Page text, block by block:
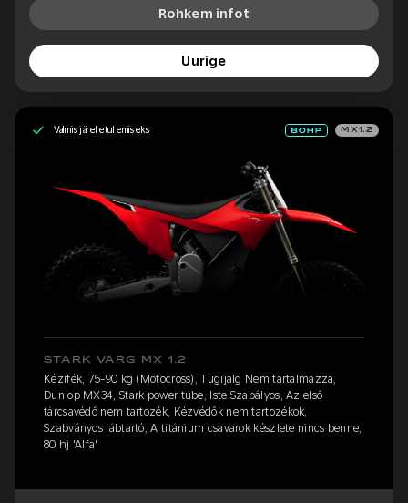
Rohkem infot
Uurige
Valmis järeletulemiseks MX1.2
STARK VARG MX 1.2
Kézifék, 75-90 kg (Motocross), Tugijalg Nem tartalmazza,
Dunlop MX34, Stark power tube, Iste Szabályos, Az első
tárcsavédő nem tartozék, Kézvédők nem tartozékok,
Szabványos lábtartó, A titánium csavarok készlete nincs benne,
80 hj 'Alfa'